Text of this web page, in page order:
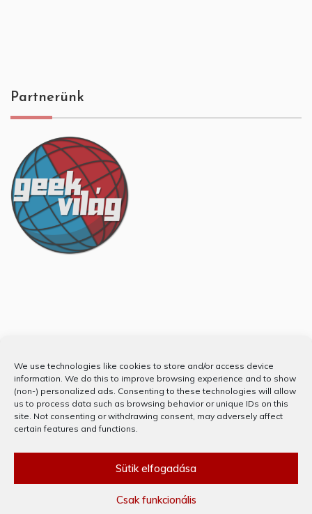
We use technologies like cookies to store and/or access device
information. We do this to improve browsing experience and to show
(non-) personalized ads. Consenting to these technologies will allow
us to process data such as browsing behavior or unique IDs on this
site. Not consenting or withdrawing consent, may adversely affect
certain features and functions.
Sütik elfogadása
Csak funkcionális
Partnerünk
Partnerünk